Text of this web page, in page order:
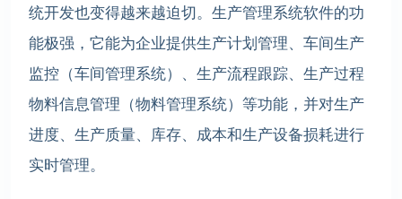
统开发也变得越来越迫切。生产管理系统软件的功
能极强，它能为企业提供生产计划管理、车间生产
监控（车间管理系统）、生产流程跟踪、生产过程
物料信息管理（物料管理系统）等功能，并对生产
进度、生产质量、库存、成本和生产设备损耗进行
实时管理。